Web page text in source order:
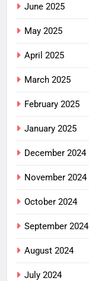
June 2025
May 2025
April 2025
March 2025
February 2025
January 2025
December 2024
November 2024
October 2024
September 2024
August 2024
July 2024